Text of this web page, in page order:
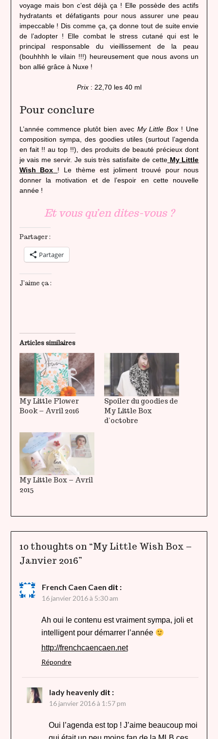
voyage mais bon c’est déjà ça ! Elle possède des actifs
hydratants et défatigants pour nous assurer une peau
impeccable ! Dis comme ça, ça donne tout de suite envie
de l’adopter ! Elle combat le stress cutané qui est le
principal responsable du vieillissement de la peau
(bouhhhh le vilain !!!) heureusement que nous avons un
bon allié grâce à Nuxe !
Prix: 22,70 les 40 ml
Pour conclure
L’année commence plutôt bien avec My Little Box ! Une
composition sympa, des goodies utiles (surtout l’agenda
en fait !! au top !!), des produits de beauté précieux dont
je vais me servir. Je suis très satisfaite de cetteMy Little
Wish Box
! Le thème est joliment trouvé pour nous
donner la motivation et de l’espoir en cette nouvelle
année !
Et vous qu’en dites-vous ?
Partager :
Partager
J’aime ça :
Articles similaires
My Little Flower
Book – Avril 2016
Spoiler du goodies de
My Little Box
d’octobre
My Little Box – Avril
2015
10 thoughts on “My Little Wish Box –
Janvier 2016”
French Caen Caen dit :
16 janvier 2016 à 5:30 am
Ah oui le contenu est vraiment sympa, joli et
intelligent pour démarrer l’année
http://frenchcaencaen.net
Répondre
lady heavenly dit :
16 janvier 2016 à 1:57 pm
Oui l’agenda est top ! J’aime beaucoup moi